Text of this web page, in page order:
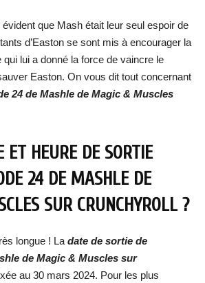
évident que Mash était leur seul espoir de
d’Easton se sont mis à encourager la
lui a donné la force de vaincre le
Easton. On vous dit tout concernant
24 de Mashle de Magic & Muscles
ET HEURE DE SORTIE
24 DE MASHLE DE
SUR CRUNCHYROLL ?
longue ! La date de sortie de
de Magic & Muscles sur
au 30 mars 2024. Pour les plus